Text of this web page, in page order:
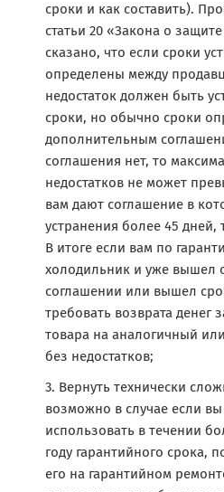
сроки и как составить).
статьи 20 «Закона о
сказано, что если сроки
определены между
недостаток должен быть
сроки, но обычно сроки
дополнительным
соглашения нет, то
недостатков не может
вам дают соглашение в
устранения более 45 дней,
В итоге если вам по
холодильник и уже вышел
соглашении или вышел
требовать возврата денег
товара на аналогичный
без недостатков;
Вернуть технически
возможно в случае если
использовать в течении
году гарантийного срока,
его на гарантийном